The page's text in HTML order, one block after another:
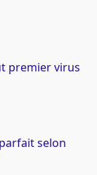
premier virus
selon